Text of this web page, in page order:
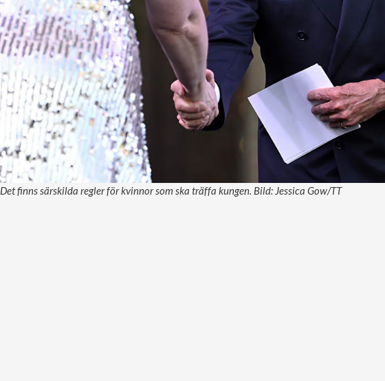
Det finns särskilda regler för kvinnor som ska träffa kungen. Bild: Jessica Gow/TT